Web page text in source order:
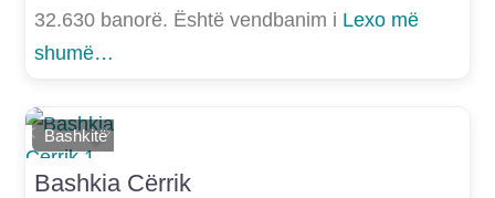
32.630 banorë. Është vendbanim i Lexo më
shumë…
Shtoje si të preferuar
Bashkitë
E mëparshme
Më Tej
Bashkia Cërrik